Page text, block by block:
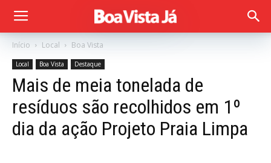
Início Local Boa Vista
Local Boa Vista Destaque
Mais de meia tonelada de
resíduos são recolhidos em 1º
dia da ação Projeto Praia Limpa